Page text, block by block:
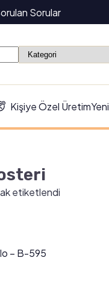
Sorular
Kişiye Özel ÜretimYeni
etiketlendi